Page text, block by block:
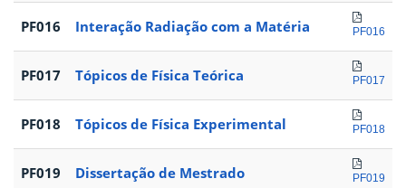
PF016 Interação Radiação com a Matéria PF016
PF017 Tópicos de Física Teórica PF017
PF018 Tópicos de Física Experimental PF018
PF019 Dissertação de Mestrado PF019